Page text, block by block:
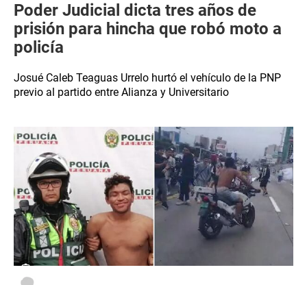
Poder Judicial dicta tres años de
prisión para hincha que robó moto a
policía
Josué Caleb Teaguas Urrelo hurtó el vehículo de la PNP
previo al partido entre Alianza y Universitario